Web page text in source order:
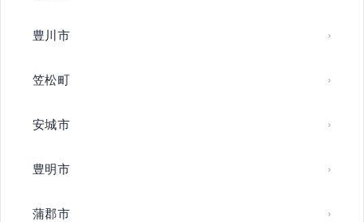
豊川市
笠松町
安城市
豊明市
蒲郡市